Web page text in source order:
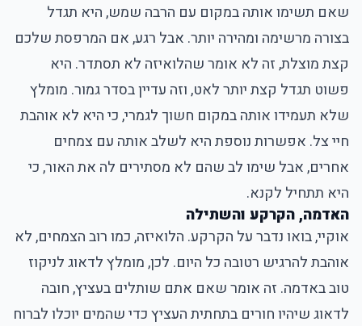
שאם תשימו אותה במקום עם הרבה שמש, היא תגדל
בצורה מרשימה ומהירה יותר. אבל רגע, אם המרפסת שלכם
קצת מוצלת, זה לא אומר שהלואיזה לא תסתדר. היא
פשוט תגדל קצת יותר לאט, וזה עדיין בסדר גמור. מומלץ
שלא תעמידו אותה במקום חשוך לגמרי, כי היא לא אוהבת
חיי צל. אפשרות נוספת היא לשלב אותה עם צמחים
אחרים, אבל שימו לב שהם לא מסתירים לה את האור, כי
היא תתחיל לקנא.
האדמה, הקרקע והשתילה
אוקיי, בואו נדבר על הקרקע. הלואיזה, כמו רוב הצמחים, לא
אוהבת להרגיש רטובה כל היום. לכן, מומלץ לדאוג לניקוז
טוב באדמה. זה אומר שאם אתם שותלים בעציץ, חובה
לדאוג שיהיו חורים בתחתית העציץ כדי שהמים יוכלו לברוח